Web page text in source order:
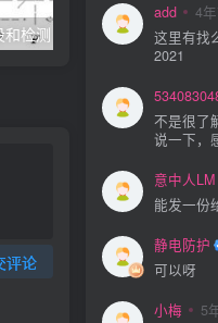
和检测
评论
add 4
这里有找
2021
不是很了
说一下，
意中人LM
静电防护
可以呀
小梅 5